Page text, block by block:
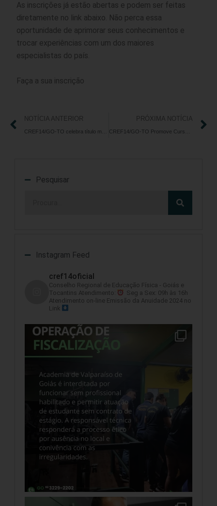
As inscrições já estão abertas e podem ser feitas
diretamente no link abaixo. Não perca essa
oportunidade de aprimorar seus conhecimentos e
trocar experiências com um dos maiores
especialistas do país.
Faça a sua inscrição
NOTÍCIA ANTERIOR PRÓXIMA NOTÍCIA
Pesquisar
Instagram Feed
cref14oficial
Conselho Regional de Educação Física - Goiás e
Tocantins Atendimento:
Seg a Sex: 09h às 16h
Atendimento on-line Emissão da Anuidade 2024 no
Link